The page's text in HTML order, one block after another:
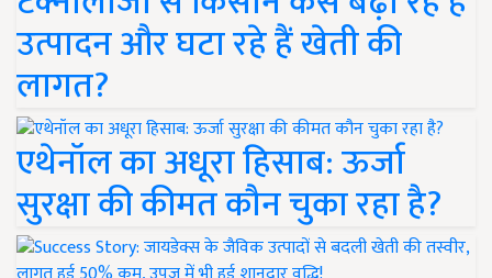
उत्पादन और घटा रहे हैं खेती की
लागत?
एथेनॉल का अधूरा हिसाब: ऊर्जा
सुरक्षा की कीमत कौन चुका रहा है?